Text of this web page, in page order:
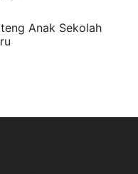
Anak Sekolah